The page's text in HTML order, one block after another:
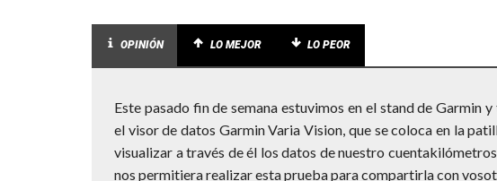
OPINIÓN LO MEJOR LO PEOR
Este pasado fin de semana estuvimos en el stand de Garmin
el visor de datos Garmin Varia Vision, que se coloca en la
visualizar a través de él los datos de nuestro
nos permitiera realizar esta prueba para compartirla con